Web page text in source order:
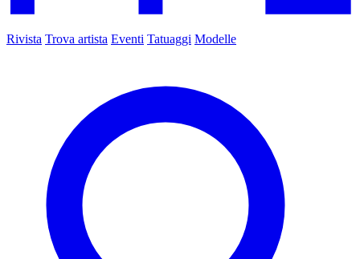
Rivista Trova artista Eventi Tatuaggi Modelle